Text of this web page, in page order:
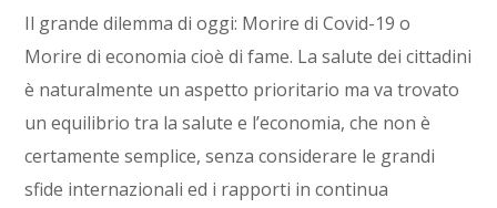
Il grande dilemma di oggi: Morire di Covid-19 o
Morire di economia cioè di fame. La salute dei cittadini
è naturalmente un aspetto prioritario ma va trovato
un equilibrio tra la salute e l’economia, che non è
certamente semplice, senza considerare le grandi
sfide internazionali ed i rapporti in continua